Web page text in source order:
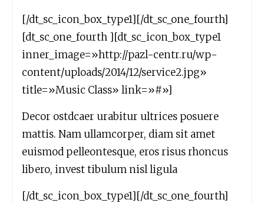
[/dt_sc_icon_box_type1][/dt_sc_one_fourth]
[dt_sc_one_fourth ][dt_sc_icon_box_type1
inner_image=»http://pazl-centr.ru/wp-
content/uploads/2014/12/service2.jpg»
title=»Music Class» link=»#»]
Decor ostdcaer urabitur ultrices posuere
mattis. Nam ullamcorper, diam sit amet
euismod pelleontesque, eros risus rhoncus
libero, invest tibulum nisl ligula
[/dt_sc_icon_box_type1][/dt_sc_one_fourth]